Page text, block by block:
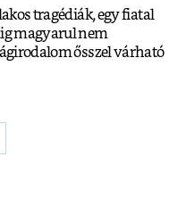
tragédiák, egy fiatal
magyarul nem
ősszel várható